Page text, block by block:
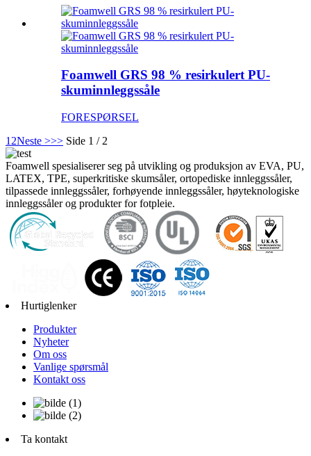
Foamwell GRS 98 % resirkulert PU-
skuminnleggssåle
FORESPØRSEL
1 2Neste >>> Side 1 / 2
Foamwell spesialiserer seg på utvikling og produksjon av EVA, PU,
​​LATEX, TPE, superkritiske skumsåler, ortopediske innleggssåler,
tilpassede innleggssåler, forhøyende innleggssåler, høyteknologiske
innleggssåler og produkter for fotpleie.
Hurtiglenker
Produkter
Nyheter
Om oss
Vanlige spørsmål
Kontakt oss
Ta kontakt